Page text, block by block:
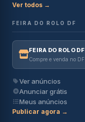
Ver todos →
FEIRA DO ROLO DF
FEIRA DO ROLO DF
Compre e venda no DF
Ver anúncios
Anunciar grátis
Meus anúncios
Publicar agora →